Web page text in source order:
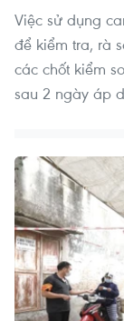
Việc sử dụng
để kiểm tra, rà
các chốt kiểm
sau 2 ngày áp